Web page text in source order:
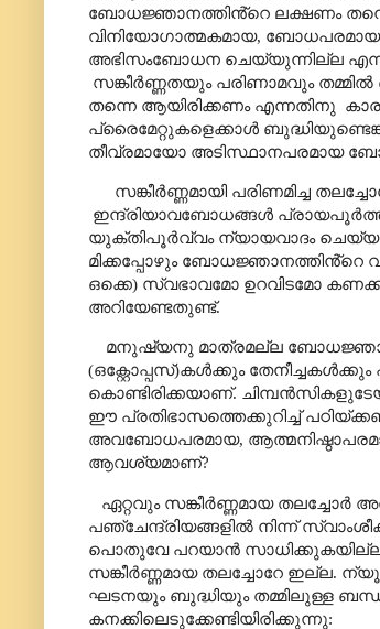
ബോധജ്ഞാനത്തിൻ്റെ ലക്ഷണം
വിനിയോഗാത്മകമായ, ബോധപരമായ
അഭിസംബോധന ചെയ്യുന്നില്ല
സങ്കീർണ്ണതയും പരിണാമവും തമ്മിൽ
തന്നെ ആയിരിക്കണം എന്നതിനു
പ്രൈമേറ്റുകളെക്കാൾ
തീവ്രമായോ അടിസ്ഥാനപരമായ
സങ്കീർണ്ണമായി പരിണമിച്ച
ഇന്ദ്രിയാവബോധങ്ങൾ
യുക്തിപൂർവ്വം ന്യായവാദം
മിക്കപ്പോഴും ബോധജ്ഞാനത്തിൻ്റെ
ഒക്കെ) സ്വഭാവമോ ഉറവിടമോ
അറിയേണ്ടതുണ്ട്.
മനുഷ്യനു മാത്രമല്ല
(ഒക്റ്റോപ്പസ്)കൾക്കും
കൊണ്ടിരിക്കയാണ്.
ഈ പ്രതിഭാസത്തെക്കുറിച്ച്
അവബോധപരമായ,
ആവശ്യമാണ്?
ഏറ്റവും സങ്കീർണ്ണമായ
പഞ്ചേന്ദ്രിയങ്ങളിൽ നിന്ന്
പൊതുവേ പറയാൻ
സങ്കീർണ്ണമായ തലച്ചോറേ
ഘടനയും ബുദ്ധിയും തമ്മിലുള്ള
കനക്കിലെടുക്കേണ്ടിയിരിക്കുന്നു: